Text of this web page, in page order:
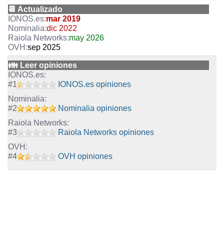
📆 Actualizado
mar 2019
dic 2022
may 2026
sep 2025
👪 Leer opiniones
#1 IONOS.es opiniones
#2 Nominalia opiniones
#3 Raiola Networks opiniones
#4 OVH opiniones